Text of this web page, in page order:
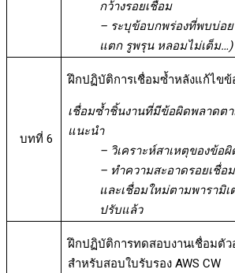
กว้างรอยเชื่อม
– ระบุข้อบกพร่องที่พบบ่อย
แตก รูพรุน หลอมไม่เต็ม…)
บทที่ 6
ฝึกปฏิบัติการเชื่อมซ้ำหลังแก้ไข
เชื่อมซ้ำชิ้นงานที่มีข้อผิดพลาดต
แนะนำ
– วิเคราะห์สาเหตุของข้อ
– ทำความสะอาดรอยเชื่อ
และเชื่อมใหม่ตามพารามิเ
ปรับแล้ว
ฝึกปฏิบัติการทดสอบงานเชื่อมตัว
สำหรับสอบใบรับรอง AWS CW